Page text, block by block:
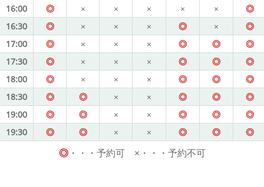
16:00
◎ × × × × ×
◎
16:30
◎ × × × ◎ ×
◎
17:00
◎ × × × ◎ ◎
◎
17:30
◎ × × × ◎ ◎
◎
18:00
◎ × × × ◎ ◎
◎
18:30
◎ ◎ × × ◎ ◎
◎
19:00
◎ ◎ × × ◎ ◎
◎
19:30
◎ ◎ × × ◎ ◎ ◎
◎・・・予約可 ×・・・予約不可